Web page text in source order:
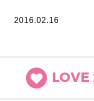
2016.02.16
LOVE